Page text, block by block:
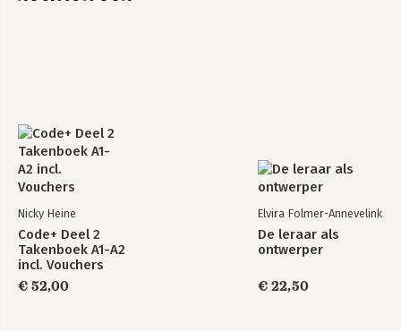
Spaans-
Nederlands
Bekijk alle boeken
Nicky Heine
Code+ Deel 2
Takenboek A1-A2
incl. Vouchers
€ 52,00
Elvira Folmer-Annevelink
De leraar als
ontwerper
€ 22,50